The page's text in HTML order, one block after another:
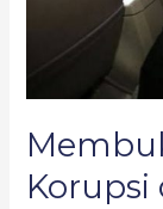
Korupsi